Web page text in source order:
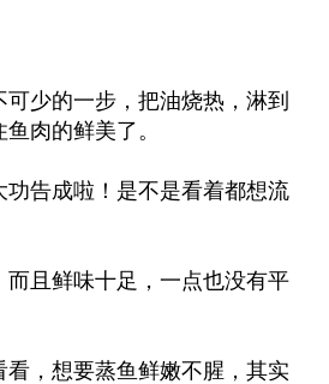
少的一步，把油烧热，淋到
肉的鲜美了。
告成啦！是不是看着都想流
且鲜味十足，一点也没有平
，想要蒸鱼鲜嫩不腥，其实